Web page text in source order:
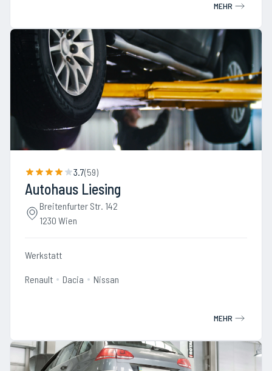
MEHR
3.7(59)
Autohaus Liesing
Breitenfurter Str. 142
1230 Wien
Werkstatt
Renault Dacia Nissan
MEHR